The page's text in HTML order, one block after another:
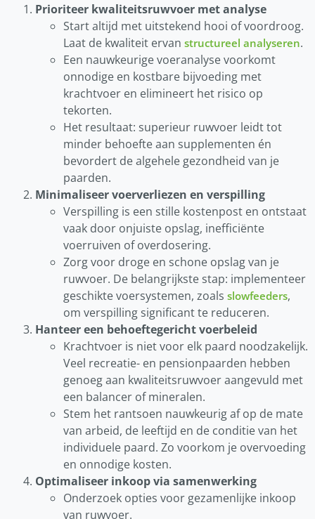
Prioriteer kwaliteitsruwvoer met analyse
Start altijd met uitstekend hooi of voordroog.
Laat de kwaliteit ervan structureel analyseren.
Een nauwkeurige voeranalyse voorkomt
onnodige en kostbare bijvoeding met
krachtvoer en elimineert het risico op
tekorten.
Het resultaat: superieur ruwvoer leidt tot
minder behoefte aan supplementen én
bevordert de algehele gezondheid van je
paarden.
Minimaliseer voerverliezen en verspilling
Verspilling is een stille kostenpost en ontstaat
vaak door onjuiste opslag, inefficiënte
voerruiven of overdosering.
Zorg voor droge en schone opslag van je
ruwvoer. De belangrijkste stap: implementeer
geschikte voersystemen, zoals slowfeeders,
om verspilling significant te reduceren.
Hanteer een behoeftegericht voerbeleid
Krachtvoer is niet voor elk paard noodzakelijk.
Veel recreatie- en pensionpaarden hebben
genoeg aan kwaliteitsruwvoer aangevuld met
een balancer of mineralen.
Stem het rantsoen nauwkeurig af op de mate
van arbeid, de leeftijd en de conditie van het
individuele paard. Zo voorkom je overvoeding
en onnodige kosten.
Optimaliseer inkoop via samenwerking
Onderzoek opties voor gezamenlijke inkoop
van ruwvoer.